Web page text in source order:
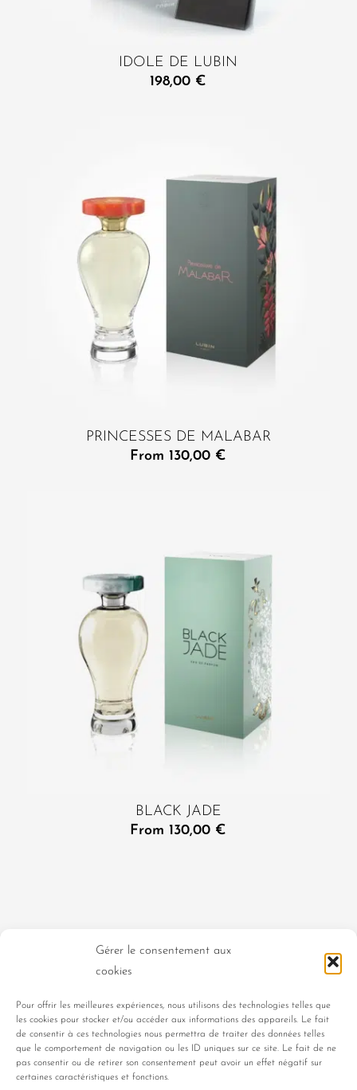
Gérer le consentement aux
cookies
Pour offrir les meilleures expériences, nous utilisons des technologies telles que
les cookies pour stocker et/ou accéder aux informations des appareils. Le fait
de consentir à ces technologies nous permettra de traiter des données telles
que le comportement de navigation ou les ID uniques sur ce site. Le fait de ne
pas consentir ou de retirer son consentement peut avoir un effet négatif sur
certaines caractéristiques et fonctions.
IDOLE DE LUBIN
198,00 €
PRINCESSES DE MALABAR
From 130,00 €
BLACK JADE
From 130,00 €
WOMEN’S PRODUCTS MEN’S PRODUCTS
PORTRAITS DE FEMMES
EVOCATIONS COLLECTION